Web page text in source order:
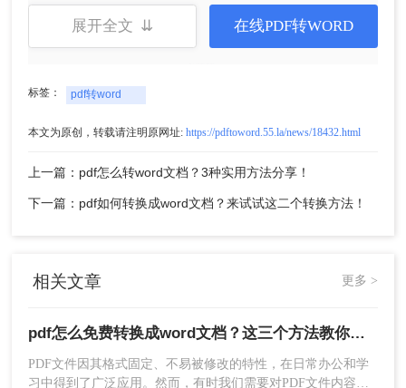
始转换，等待转换结果即可。
展开全文 ⇊ 在线PDF转WORD
标签： pdf转word
本文为原创，转载请注明原网址: https://pdftoword.55.la/news/18432.html
上一篇：pdf怎么转word文档？3种实用方法分享！
下一篇：pdf如何转换成word文档？来试试这二个转换方法！
相关文章 更多 >
pdf怎么免费转换成word文档？这三个方法教你轻松搞定！
PDF文件因其格式固定、不易被修改的特性，在日常办公和学
习中得到了广泛应用。然而，有时我们需要对PDF文件内容进